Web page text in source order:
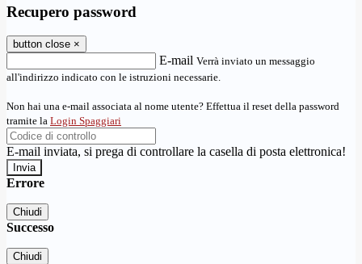
Recupero password
button close ×
E-mail Verrà inviato un messaggio
all'indirizzo indicato con le istruzioni necessarie.
Non hai una e-mail associata al nome utente? Effettua il reset della password
tramite la Login Spaggiari
E-mail inviata, si prega di controllare la casella di posta elettronica!
Errore
Chiudi
Successo
Chiudi